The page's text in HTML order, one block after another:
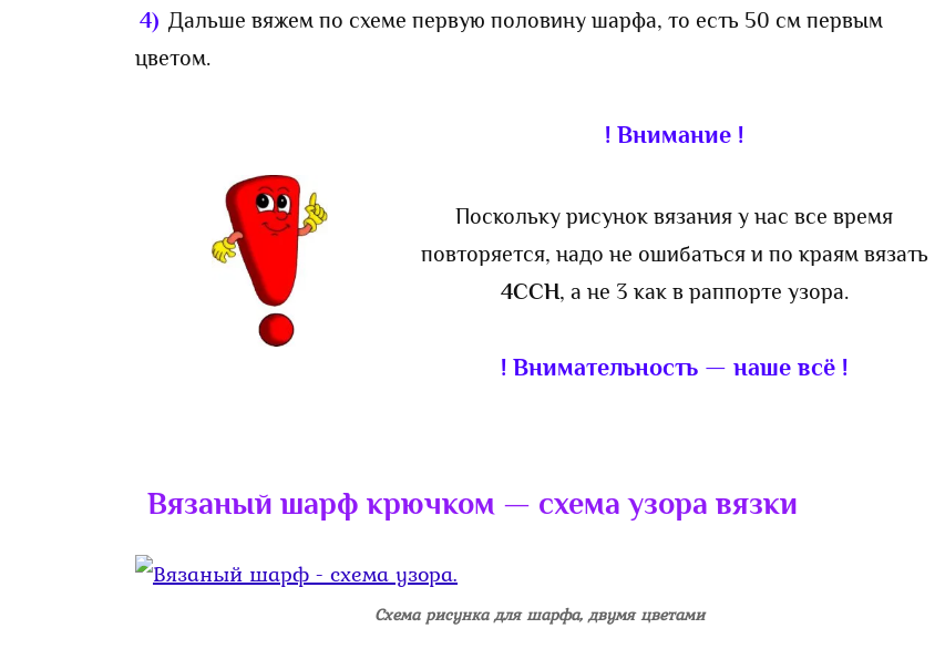
4) Дальше вяжем по схеме первую половину шарфа, то есть 50 см первым
цветом.
! Внимание !
Поскольку рисунок вязания у нас все время
повторяется, надо не ошибаться и по краям вязать
4ССН, а не 3 как в раппорте узора.
! Внимательность — наше всё !
Вязаный шарф крючком — схема узора вязки
Схема рисунка для шарфа, двумя цветами